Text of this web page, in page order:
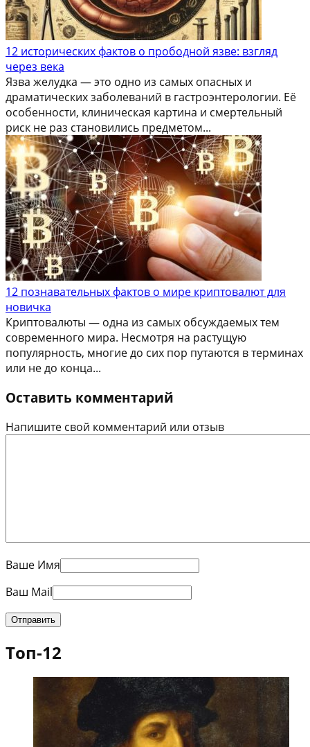
12 исторических фактов о прободной язве: взгляд
через века
Язва желудка — это одно из самых опасных и
драматических заболеваний в гастроэнтерологии. Её
особенности, клиническая картина и смертельный
риск не раз становились предметом...
12 познавательных фактов о мире криптовалют для
новичка
Криптовалюты — одна из самых обсуждаемых тем
современного мира. Несмотря на растущую
популярность, многие до сих пор путаются в терминах
или не до конца...
Оставить комментарий
Напишите свой комментарий или отзыв
Ваше Имя
Ваш Mail
Топ-12